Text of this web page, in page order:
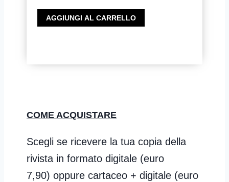
CoachMag
n.39
Formatore
AGGIUNGI AL CARRELLO
COME ACQUISTARE
Scegli se ricevere la tua copia della
rivista in formato digitale (euro
7,90) oppure cartaceo + digitale (euro